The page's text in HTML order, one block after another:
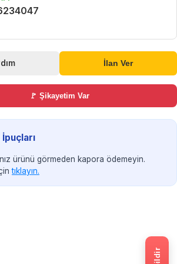
İlan Ver
🚩 Şikayetim Var
ürünü görmeden kapora ödemeyin.
tıklayın.